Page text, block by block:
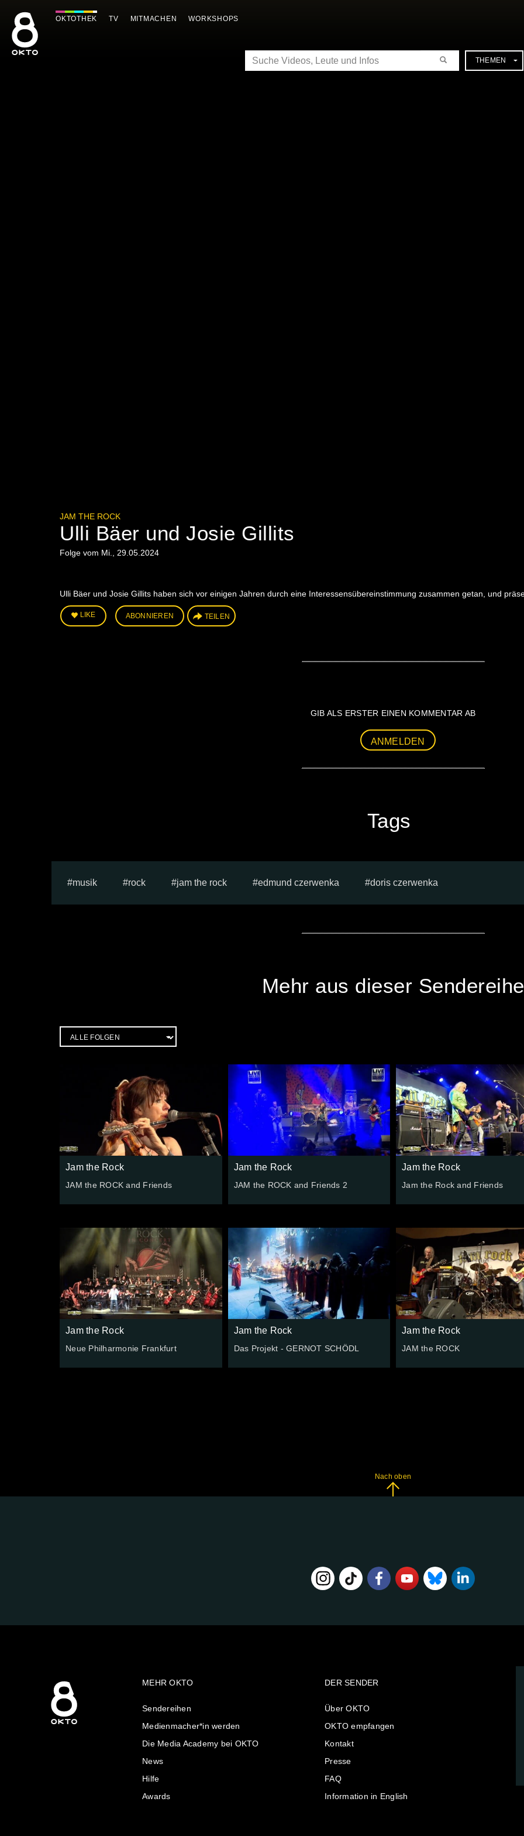
Inhalt
springen
OKTOTHEK TV MITMACHEN WORKSHOPS
SUCHE THEMEN
JAM THE ROCK
Ulli Bäer und Josie Gillits
Folge vom Mi., 29.05.2024
Ulli Bäer und Josie Gillits haben sich vor einigen Jahren durch eine Interessensübereinstimmung zusammen getan, und
LIKE ABONNIEREN TEILEN
GIB ALS ERSTER EINEN KOMMENTAR AB
ANMELDEN
Tags
musik rock jam the rock edmund czerwenka doris czerwenka
Mehr aus dieser Sendereihe
Jam the Rock
JAM the ROCK and Friends
Jam the Rock
JAM the ROCK and Friends 2
Jam the Rock
Jam the Rock and Friends
Jam the Rock
Neue Philharmonie Frankfurt
Jam the Rock
Das Projekt - GERNOT SCHÖDL
Jam the Rock
JAM the ROCK
Nach oben
MEHR OKTO
Sendereihen
Medienmacher*in werden
Die Media Academy bei OKTO
News
Hilfe
Awards
DER SENDER
Über OKTO
OKTO empfangen
Kontakt
Presse
FAQ
Information in English